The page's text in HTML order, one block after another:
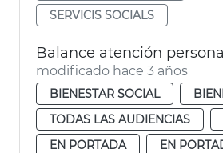
SERVICIS SOCIALS
Balance atención
modificado hace 3 años
BIENESTAR SOCIAL
TODAS LAS AUDIENCIAS
EN PORTADA
EN